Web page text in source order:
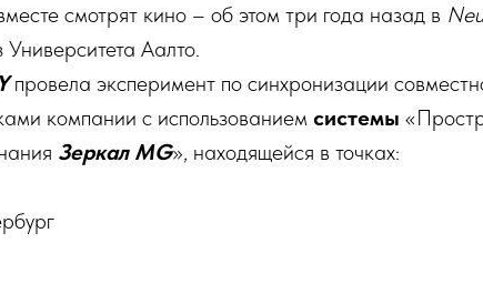
смотрят кино – об этом три года назад в
Аалто.
провела эксперимент по синхронизации
компании с использованием системы
Зеркал MG», находящейся в точках: